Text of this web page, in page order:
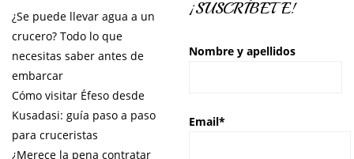
¿Se puede llevar agua a un
crucero? Todo lo que
necesitas saber antes de
embarcar
Cómo visitar Éfeso desde
Kusadasi: guía paso a paso
para cruceristas
¿Merece la pena contratar
¡SUSCRÍBETE!
Nombre y apellidos
Email*